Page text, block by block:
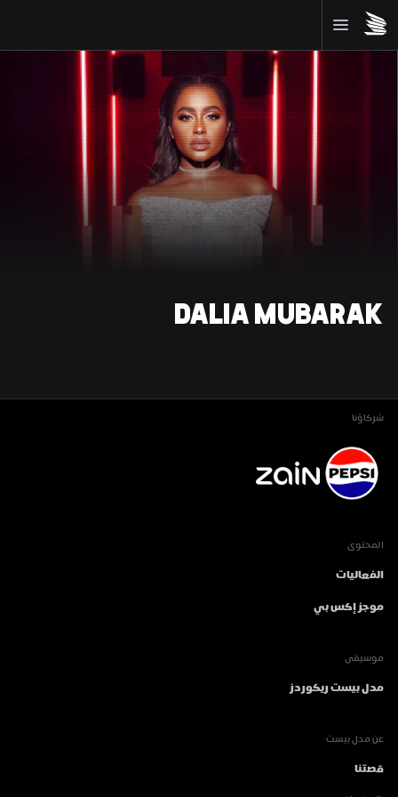
DALIA MUBARAK
شركاؤنا
المحتوى
الفعاليات
موجز إكس بي
موسيقى
مدل بيست ريكوردز
عن مدل بيست
قصتنا